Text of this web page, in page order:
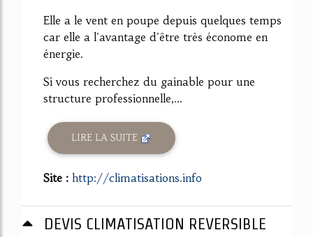
Elle a le vent en poupe depuis quelques temps
car elle a l'avantage d'être très économe en
énergie.
Si vous recherchez du gainable pour une
structure professionnelle,...
LIRE LA SUITE
Site : http://climatisations.info
DEVIS CLIMATISATION REVERSIBLE